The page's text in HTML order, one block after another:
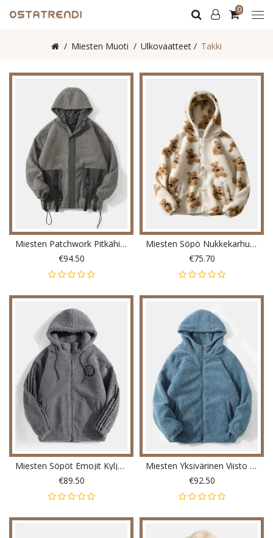
0
Miesten Muoti Ulkovaatteet Takki
Miesten Patchwork Pitkähihainen Kaksitaskuinen Pehmohupullinen Takki
€94.50
Miesten Söpö Nukkekarhukuvioinen Viisto Tasku Pitkähihainen Lämmin Pehmotakki
€75.70
Miesten Söpöt Emojit Kyljessä Lämmin Paksu Pehmotakki Taskulla
€89.50
Miesten Yksivärinen Viisto Tasku Vetoketju Lämmin Shearling Yksinkertainen Hupullinen Takki
€92.50